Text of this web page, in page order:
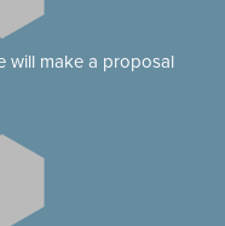
will make a proposal